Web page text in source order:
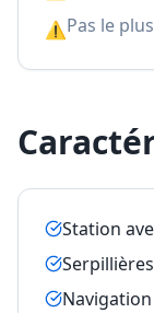
⚠Pas le
Station
Navigation